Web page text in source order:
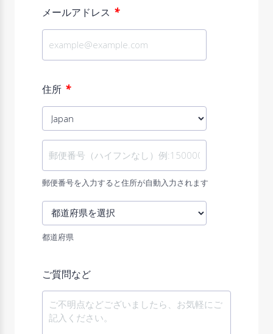
メールアドレス *
住所 *
郵便番号を入力すると住所が自動入力されます
都道府県
ご質問など